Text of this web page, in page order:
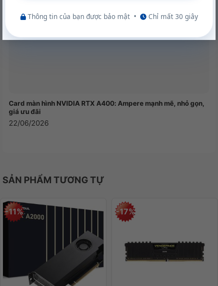
Thông tin của bạn được bảo mật • Chỉ mất 30 giây
Card màn hình NVIDIA RTX A400: Ampere mạnh mẽ, nhỏ gọn,
giá ưu đãi
22/06/2026
SẢN PHẨM TƯƠNG TỰ
-11% -17%